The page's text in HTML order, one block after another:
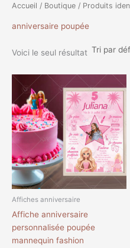
Accueil / Boutique / Produits
anniversaire poupée
Voici le seul résultat
Affiches anniversaire
Affiche anniversaire
personnalisée poupée
mannequin fashion
de
prix :
9,99€
à
35,99€
produit
a
plusieurs
variations.
Les
options
peuvent
être
la